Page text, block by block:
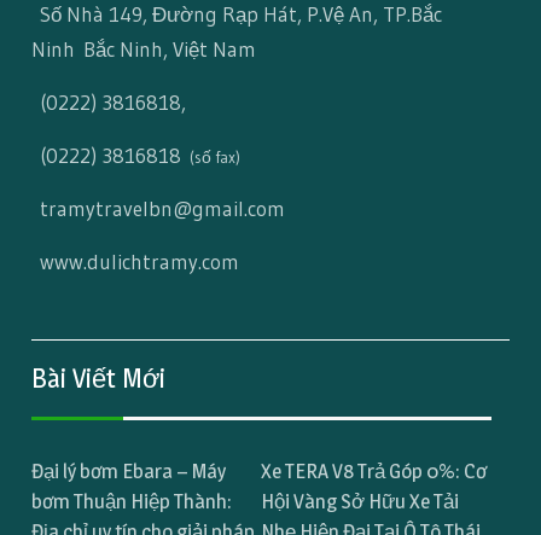
Số Nhà 149, Đường Rạp Hát, P.Vệ An, TP.Bắc
Ninh Bắc Ninh, Việt Nam
(0222) 3816818,
(0222) 3816818 (số fax)
tramytravelbn@gmail.com
www.dulichtramy.com
Bài Viết Mới
Đại lý bơm Ebara – Máy
bơm Thuận Hiệp Thành:
Xe TERA V8 Trả Góp 0%: Cơ
Hội Vàng Sở Hữu Xe Tải